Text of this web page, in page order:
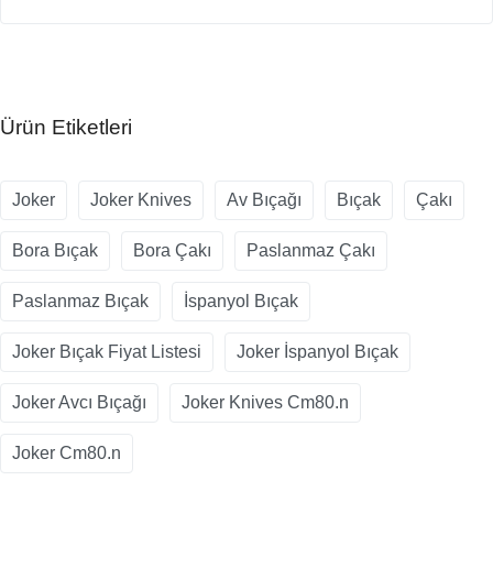
Ürün Etiketleri
Joker Joker Knives Av Bıçağı Bıçak Çakı
Bora Bıçak Bora Çakı Paslanmaz Çakı
Paslanmaz Bıçak İspanyol Bıçak
Joker Bıçak Fiyat Listesi Joker İspanyol Bıçak
Joker Avcı Bıçağı Joker Knives Cm80.n
Joker Cm80.n